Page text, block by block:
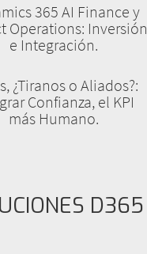
365 AI Finance y
Operations: Inversión
e Integración.
¿Tiranos o Aliados?:
Confianza, el KPI
más Humano.
D365